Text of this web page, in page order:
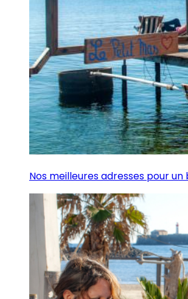
Nos meilleures adresses pour un